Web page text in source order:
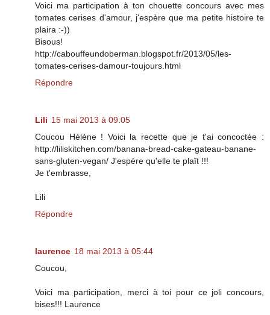
Voici ma participation à ton chouette concours avec mes
tomates cerises d'amour, j'espère que ma petite histoire te
plaira :-))
Bisous!
http://cabouffeundoberman.blogspot.fr/2013/05/les-
tomates-cerises-damour-toujours.html
Répondre
Lili 15 mai 2013 à 09:05
Coucou Hélène ! Voici la recette que je t'ai concoctée :
http://liliskitchen.com/banana-bread-cake-gateau-banane-
sans-gluten-vegan/ J'espère qu'elle te plaît !!!
Je t'embrasse,
Lili
Répondre
laurence 18 mai 2013 à 05:44
Coucou,
Voici ma participation, merci à toi pour ce joli concours,
bises!!! Laurence